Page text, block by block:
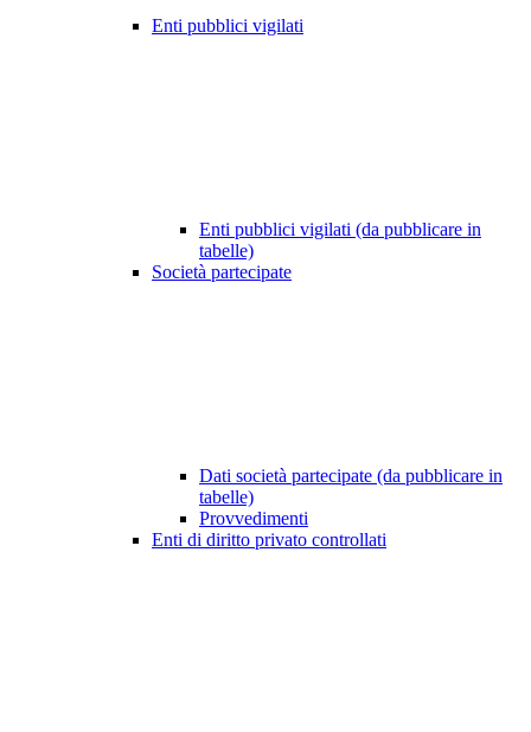
Enti pubblici vigilati
Enti pubblici vigilati (da pubblicare in
tabelle)
Società partecipate
Dati società partecipate (da pubblicare in
tabelle)
Provvedimenti
Enti di diritto privato controllati